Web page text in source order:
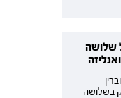
שלושה
בשלושה